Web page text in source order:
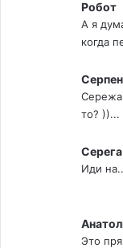
Робот
А я
когда
то? ))...
Серега
Иди
Это